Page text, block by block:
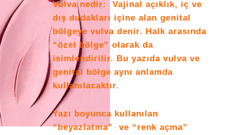
Vulva nedir: Vajinal açıklık, iç ve
dış dudakları içine alan genital
bölgeye vulva denir. Halk arasında
“özel bölge” olarak da
isimlendirilir. Bu yazıda vulva ve
genital bölge aynı anlamda
kullanılacaktır.
Yazı boyunca kullanılan
“beyazlatma” ve “renk açma”